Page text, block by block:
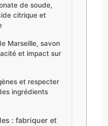
de soude,
citrique et
Marseille, savon
et impact sur
et respecter
ingrédients
: fabriquer et